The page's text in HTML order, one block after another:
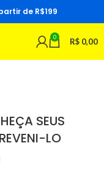
de R$199
0 R$ 0,00
SEUS
LO